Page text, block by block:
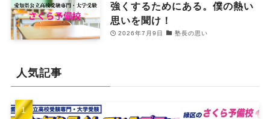
強くするためにある。僕の熱い
思いを聞け！
2026年7月9日 塾長の思い
人気記事